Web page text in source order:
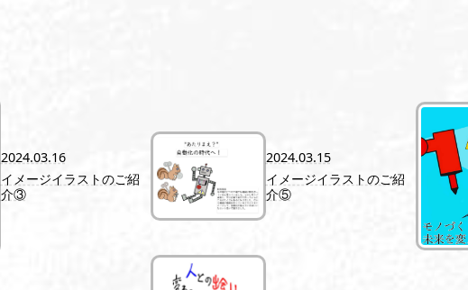
2024.03.16
イメージイラストのご紹
介③
2024.03.15
イメージイラストのご紹
介⑤